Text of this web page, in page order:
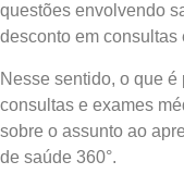
questões envolvendo
desconto em consultas
Nesse sentido, o que
consultas e exames
sobre o assunto ao
de saúde 360°.